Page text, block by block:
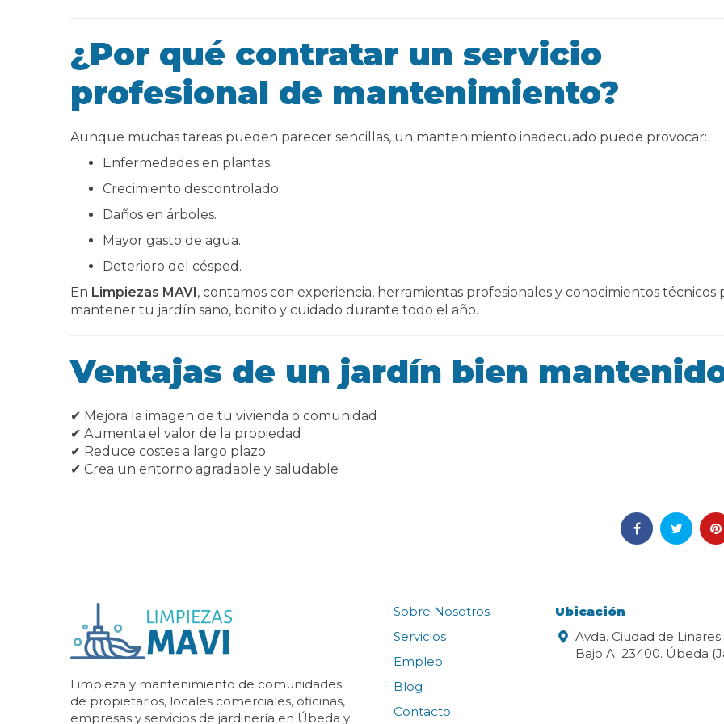
¿Por qué contratar un servicio
profesional de mantenimiento?
Aunque muchas tareas pueden parecer sencillas, un mantenimiento inadecuado puede provocar:
Enfermedades en plantas.
Crecimiento descontrolado.
Daños en árboles.
Mayor gasto de agua.
Deterioro del césped.
En Limpiezas MAVI, contamos con experiencia, herramientas profesionales y conocimientos técnicos
mantener tu jardín sano, bonito y cuidado durante todo el año.
Ventajas de un jardín bien
✔ Mejora la imagen de tu vivienda o comunidad
✔ Aumenta el valor de la propiedad
✔ Reduce costes a largo plazo
✔ Crea un entorno agradable y saludable
Limpieza y mantenimiento de comunidades
de propietarios, locales comerciales, oficinas,
empresas y servicios de jardinería en Úbeda y
Sobre Nosotros
Servicios
Empleo
Blog
Contacto
Ubicación
Avda. Ciudad de
Bajo A. 23400. Úbeda